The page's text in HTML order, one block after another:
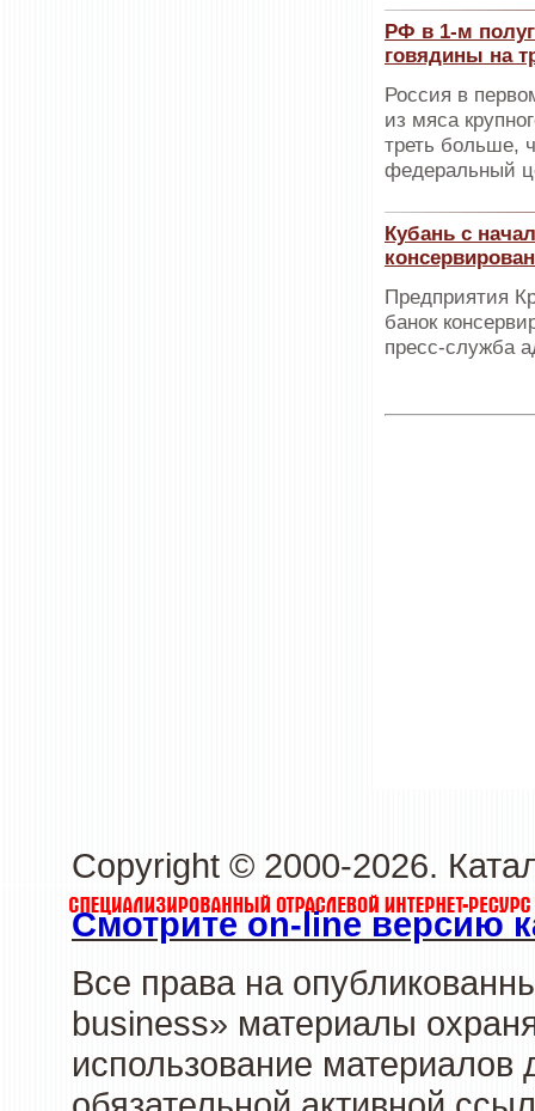
РФ в 1-м
говядины на
Россия в
из мяса
треть больше,
федеральный
Кубань с
Предприятия
банок
пресс-служба
Copyright © 2000-2026.
Смотрите on-line версию
Все права на
business» материалы
использование материалов